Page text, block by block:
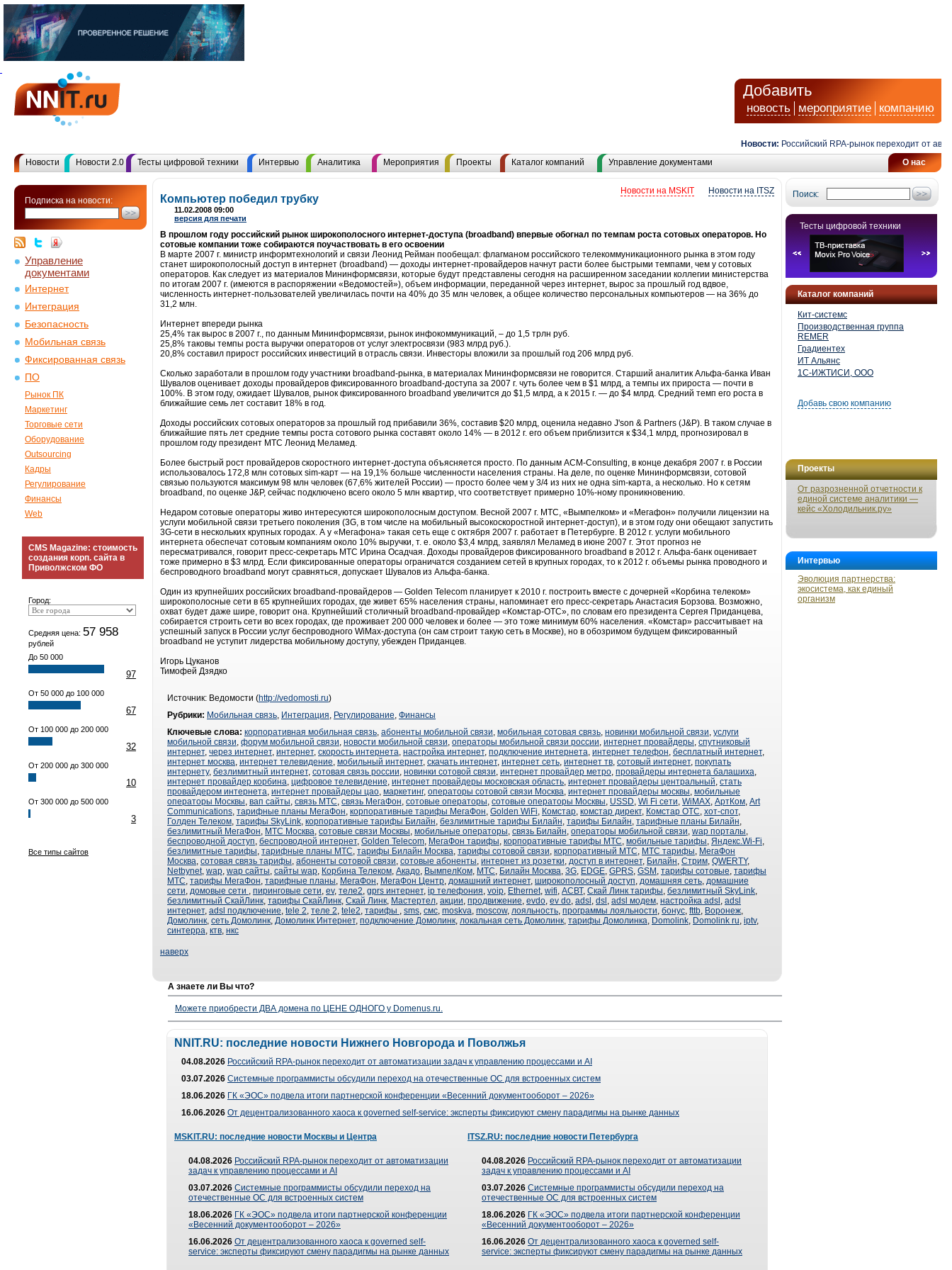
Добавить
новость мероприятие компанию
Новости: Российский RPA-рынок переходит от
О нас
Новости Новости 2.0 Тесты цифровой техники Интервью Аналитика Мероприятия Проекты Каталог компаний Управление документами
Подписка на новости:
Управление
документами
Интернет
Интеграция
Безопасность
Мобильная связь
Фиксированная связь
ПО
Рынок ПК
Маркетинг
Торговые сети
Оборудование
Outsourcing
Кадры
Регулирование
Финансы
Web
CMS Magazine: стоимость
создания корп. сайта в
Приволжском ФО
Город:
Средняя цена: 57 958
рублей
До 50 000
97
От 50 000 до 100 000
67
От 100 000 до 200 000
32
От 200 000 до 300 000
10
От 300 000 до 500 000
3
Все типы сайтов
Поиск:
Тесты цифровой техники
Каталог компаний
Кит-системс
Производственная группа
REMER
Градиентех
ИТ Альянс
1С-ИЖТИСИ, ООО
Добавь свою компанию
Проекты
От разрозненной отчетности к
единой системе аналитики —
кейс «Холодильник.ру»
Интервью
Эволюция партнерства:
экосистема, как единый
организм
Новости на ITSZ
Новости на MSKIT
Компьютер победил трубку
11.02.2008 09:00
версия для печати
В прошлом году российский рынок широкополосного интернет-доступа (broadband) впервые обогнал по темпам роста сотовых операторов. Но
сотовые компании тоже собираются поучаствовать в его освоении
В марте 2007 г. министр информтехнологий и связи Леонид Рейман пообещал: флагманом российского телекоммуникационного рынка в этом году
станет широкополосный доступ в интернет (broadband) — доходы интернет-провайдеров начнут расти более быстрыми темпами, чем у сотовых
операторов. Как следует из материалов Мининформсвязи, которые будут представлены сегодня на расширенном заседании коллегии министерства
по итогам 2007 г. (имеются в распоряжении «Ведомостей»), объем информации, переданной через интернет, вырос за прошлый год вдвое,
численность интернет-пользователей увеличилась почти на 40% до 35 млн человек, а общее количество персональных компьютеров — на 36% до
31,2 млн.
Интернет впереди рынка
25,4% так вырос в 2007 г., по данным Мининформсвязи, рынок инфокоммуникаций, – до 1,5 трлн руб.
25,8% таковы темпы роста выручки операторов от услуг электросвязи (983 млрд руб.).
20,8% составил прирост российских инвестиций в отрасль связи. Инвесторы вложили за прошлый год 206 млрд руб.
Сколько заработали в прошлом году участники broadband-рынка, в материалах Мининформсвязи не говорится. Старший аналитик Альфа-банка Иван
Шувалов оценивает доходы провайдеров фиксированного broadband-доступа за 2007 г. чуть более чем в $1 млрд, а темпы их прироста — почти в
100%. В этом году, ожидает Шувалов, рынок фиксированного broadband увеличится до $1,5 млрд, а к 2015 г. — до $4 млрд. Средний темп его роста в
ближайшие семь лет составит 18% в год.
Доходы российских сотовых операторов за прошлый год прибавили 36%, составив $20 млрд, оценила недавно J'son & Partners (J&P). В таком случае в
ближайшие пять лет средние темпы роста сотового рынка составят около 14% — в 2012 г. его объем приблизится к $34,1 млрд, прогнозировал в
прошлом году президент МТС Леонид Меламед.
Более быстрый рост провайдеров скоростного интернет-доступа объясняется просто. По данным ACM-Consulting, в конце декабря 2007 г. в России
использовалось 172,8 млн сотовых sim-карт — на 19,1% больше численности населения страны. На деле, по оценке Мининформсвязи, сотовой
связью пользуются максимум 98 млн человек (67,6% жителей России) — просто более чем у 3/4 из них не одна sim-карта, а несколько. Но к сетям
broadband, по оценке J&P, сейчас подключено всего около 5 млн квартир, что соответствует примерно 10%-ному проникновению.
Недаром сотовые операторы живо интересуются широкополосным доступом. Весной 2007 г. МТС, «Вымпелком» и «Мегафон» получили лицензии на
услуги мобильной связи третьего поколения (3G, в том числе на мобильный высокоскоростной интернет-доступ), и в этом году они обещают запустить
3G-сети в нескольких крупных городах. А у «Мегафона» такая сеть еще с октября 2007 г. работает в Петербурге. В 2012 г. услуги мобильного
интернета обеспечат сотовым компаниям около 10% выручки, т. е. около $3,4 млрд, заявлял Меламед в июне 2007 г. Этот прогноз не
пересматривался, говорит пресс-секретарь МТС Ирина Осадчая. Доходы провайдеров фиксированного broadband в 2012 г. Альфа-банк оценивает
тоже примерно в $3 млрд. Если фиксированные операторы ограничатся созданием сетей в крупных городах, то к 2012 г. объемы рынка проводного и
беспроводного broadband могут сравняться, допускает Шувалов из Альфа-банка.
Один из крупнейших российских broadband-провайдеров — Golden Telecom планирует к 2010 г. построить вместе с дочерней «Корбина телеком»
широкополосные сети в 65 крупнейших городах, где живет 65% населения страны, напоминает его пресс-секретарь Анастасия Борзова. Возможно,
охват будет даже шире, говорит она. Крупнейший столичный broadband-провайдер «Комстар-ОТС», по словам его президента Сергея Приданцева,
собирается строить сети во всех городах, где проживает 200 000 человек и более — это тоже минимум 60% населения. «Комстар» рассчитывает на
успешный запуск в России услуг беспроводного WiMax-доступа (он сам строит такую сеть в Москве), но в обозримом будущем фиксированный
broadband не уступит лидерства мобильному доступу, убежден Приданцев.
Игорь Цуканов
Тимофей Дзядко
Источник: Ведомости (http://vedomosti.ru)
Рубрики: Мобильная связь, Интеграция, Регулирование, Финансы
Ключевые слова: корпоративная мобильная связь, абоненты мобильной связи, мобильная сотовая связь, новинки мобильной связи, услуги
мобильной связи, форум мобильной связи, новости мобильной связи, операторы мобильной связи россии, интернет провайдеры, спутниковый
интернет, через интернет, интернет, скорость интернета, настройка интернет, подключение интернета, интернет телефон, бесплатный интернет,
интернет москва, интернет телевидение, мобильный интернет, скачать интернет, интернет сеть, интернет тв, сотовый интернет, покупать
интернету, безлимитный интернет, сотовая связь россии, новинки сотовой связи, интернет провайдер метро, провайдеры интернета балашиха,
интернет провайдер корбина, цифровое телевидение, интернет провайдеры московская область, интернет провайдеры центральный, стать
провайдером интернета, интернет провайдеры цао, маркетинг, операторы сотовой связи Москва, интернет провайдеры москвы, мобильные
операторы Москвы, вап сайты, связь МТС, связь МегаФон, сотовые операторы, сотовые операторы Москвы, USSD, Wi Fi сети, WiMAX, АртКом, Art
Communications, тарифные планы МегаФон, корпоративные тарифы МегаФон, Golden WiFi, Комстар, комстар директ, Комстар ОТС, хот-спот,
Голден Телеком, тарифы SkyLink, корпоративные тарифы Билайн, безлимитные тарифы Билайн, тарифы Билайн, тарифные планы Билайн,
безлимитный МегаФон, МТС Москва, сотовые связи Москвы, мобильные операторы, связь Билайн, операторы мобильной связи, wap порталы,
беспроводной доступ, беспроводной интернет, Golden Telecom, МегаФон тарифы, корпоративные тарифы МТС, мобильные тарифы, Яндекс.Wi-Fi,
безлимитные тарифы, тарифные планы МТС, тарифы Билайн Москва, тарифы сотовой связи, корпоративный МТС, МТС тарифы, МегаФон
Москва, сотовая связь тарифы, абоненты сотовой связи, сотовые абоненты, интернет из розетки, доступ в интернет, Билайн, Стрим, QWERTY,
Netbynet, wap, wap сайты, сайты wap, Корбина Телеком, Акадо, ВымпелКом, МТС, Билайн Москва, 3G, EDGE, GPRS, GSM , тарифы сотовые, тарифы
МТС, тарифы МегаФон, тарифные планы, МегаФон, МегаФон Центр, домашний интернет, широкополосный доступ, домашняя сеть, домашние
сети, домовые сети , пиринговые сети, ev, теле2, gprs интернет, ip телефония, voip, Ethernet, wifi, АСВТ, Скай Линк тарифы, безлимитный SkyLink,
безлимитный СкайЛинк, тарифы СкайЛинк, Скай Линк, Мастертел, акции, продвижение, evdo, ev do, adsl , dsl , adsl модем, настройка adsl , adsl
интернет, adsl подключение, tele 2, теле 2, tele2, тарифы , sms, смс, moskva, moscow, лояльность, программы лояльности, бонус, fttb, Воронеж,
Домолинк, сеть Домолинк, Домолинк Интернет, подключение Домолинк, локальная сеть Домолинк, тарифы Домолинка, Domolink, Domolink ru, iptv,
синтерра, ктв, нкс
наверх
А знаете ли Вы что?
Можете приобрести ДВА домена по ЦЕНЕ ОДНОГО у Domenus.ru.
NNIT.RU: последние новости Нижнего Новгорода и Поволжья
04.08.2026 Российский RPA-рынок переходит от автоматизации задач к управлению процессами и AI
03.07.2026 Системные программисты обсудили переход на отечественные ОС для встроенных систем
18.06.2026 ГК «ЭОС» подвела итоги партнерской конференции «Весенний документооборот – 2026»
16.06.2026 От децентрализованного хаоса к governed self-service: эксперты фиксируют смену парадигмы на рынке данных
MSKIT.RU: последние новости Москвы и Центра
04.08.2026 Российский RPA-рынок переходит от автоматизации
задач к управлению процессами и AI
03.07.2026 Системные программисты обсудили переход на
отечественные ОС для встроенных систем
18.06.2026 ГК «ЭОС» подвела итоги партнерской конференции
«Весенний документооборот – 2026»
16.06.2026 От децентрализованного хаоса к governed self-
service: эксперты фиксируют смену парадигмы на рынке данных
ITSZ.RU: последние новости Петербурга
04.08.2026 Российский RPA-рынок переходит от автоматизации
задач к управлению процессами и AI
03.07.2026 Системные программисты обсудили переход на
отечественные ОС для встроенных систем
18.06.2026 ГК «ЭОС» подвела итоги партнерской конференции
«Весенний документооборот – 2026»
16.06.2026 От децентрализованного хаоса к governed self-
service: эксперты фиксируют смену парадигмы на рынке данных